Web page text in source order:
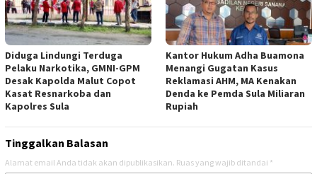
Diduga Lindungi Terduga
Pelaku Narkotika, GMNI-GPM
Desak Kapolda Malut Copot
Kasat Resnarkoba dan
Kapolres Sula
Kantor Hukum Adha Buamona
Menangi Gugatan Kasus
Reklamasi AHM, MA Kenakan
Denda ke Pemda Sula Miliaran
Rupiah
Tinggalkan Balasan
Alamat email Anda tidak akan dipublikasikan. Ruas yang wajib ditandai *